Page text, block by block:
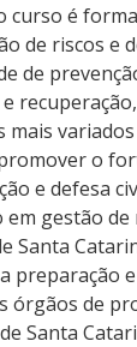
curso é
de riscos e
de
mais
o
e defesa
gestão de
Santa
preparação
órgãos de
Santa